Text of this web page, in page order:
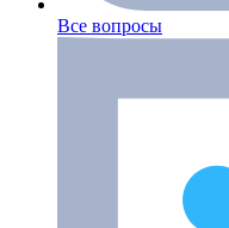
Все вопросы